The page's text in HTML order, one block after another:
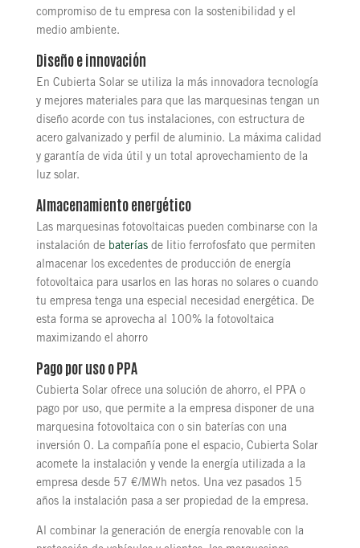
compromiso de tu empresa con la sostenibilidad y el
medio ambiente.
Diseño e innovación
En Cubierta Solar se utiliza la más innovadora tecnología
y mejores materiales para que las marquesinas tengan un
diseño acorde con tus instalaciones, con estructura de
acero galvanizado y perfil de aluminio. La máxima calidad
y garantía de vida útil y un total aprovechamiento de la
luz solar.
Almacenamiento energético
Las marquesinas fotovoltaicas pueden combinarse con la
instalación debateríasde litio ferrofosfato que permiten
almacenar los excedentes de producción de energía
fotovoltaica para usarlos en las horas no solares o cuando
tu empresa tenga una especial necesidad energética. De
esta forma se aprovecha al 100% la fotovoltaica
maximizando el ahorro
Pago por uso o PPA
Cubierta Solar ofrece una solución de ahorro, el PPA o
pago por uso, que permite a la empresa disponer de una
marquesina fotovoltaica con o sin baterías con una
inversión 0. La compañía pone el espacio, Cubierta Solar
acomete la instalación y vende la energía utilizada a la
empresa desde 57 €/MWh netos. Una vez pasados 15
años la instalación pasa a ser propiedad de la empresa.
Al combinar la generación de energía renovable con la